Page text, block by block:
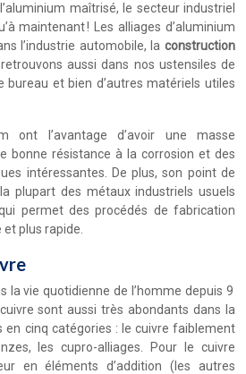
maîtrisé, le secteur industriel
maintenant ! Les alliages d’aluminium
l’industrie automobile, la construction
aussi dans nos ustensiles de
bureau et bien d’autres matériels utiles
ont l’avantage d’avoir une masse
bonne résistance à la corrosion et des
intéressantes. De plus, son point de
plupart des métaux industriels usuels
permet des procédés de fabrication
plus rapide.
la vie quotidienne de l’homme depuis 9
sont aussi très abondants dans la
en cinq catégories : le cuivre faiblement
les cupro-alliages. Pour le cuivre
en éléments d’addition (les autres